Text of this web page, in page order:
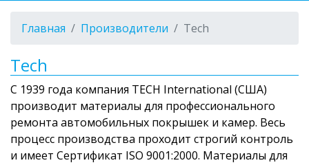
Главная Производители Tech
Tech
С 1939 года компания ТЕСН International (США)
производит материалы для профессионального
ремонта автомобильных покрышек и камер. Весь
процесс производства проходит строгий контроль
и имеет Сертификат ISO 9001:2000. Материалы для